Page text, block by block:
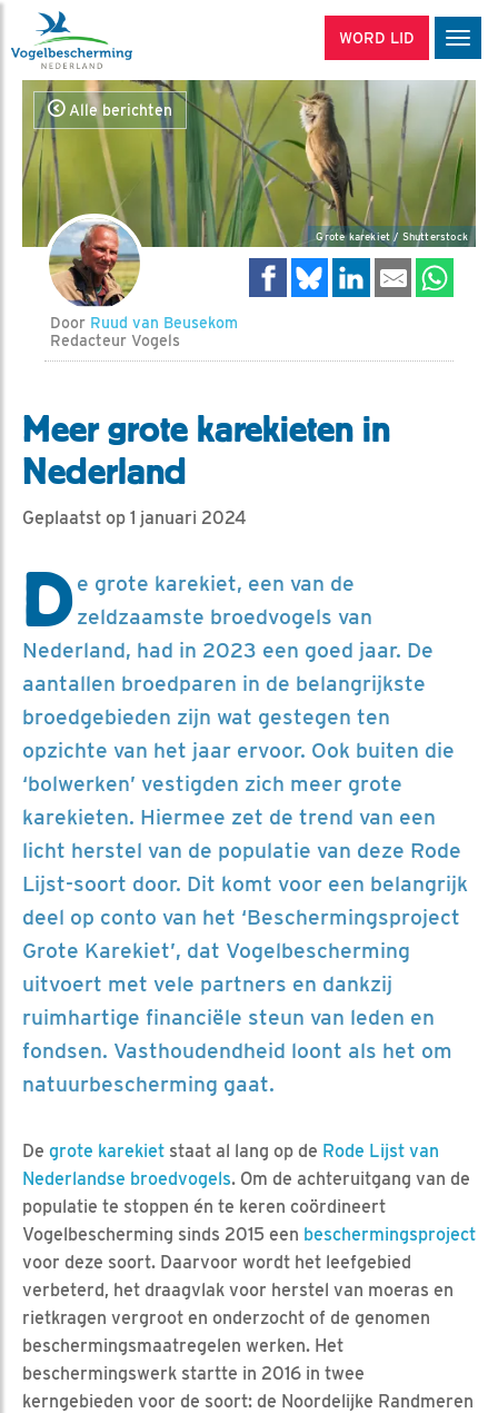
WORD LID
Alle berichten
Grote karekiet / Shutterstock
Door Ruud van Beusekom
Redacteur Vogels
Meer grote karekieten in
Nederland
Geplaatst op 1 januari 2024
De grote karekiet, een van de
zeldzaamste broedvogels van
Nederland, had in 2023 een goed jaar. De
aantallen broedparen in de belangrijkste
broedgebieden zijn wat gestegen ten
opzichte van het jaar ervoor. Ook buiten die
‘bolwerken’ vestigden zich meer grote
karekieten. Hiermee zet de trend van een
licht herstel van de populatie van deze Rode
Lijst-soort door. Dit komt voor een belangrijk
deel op conto van het ‘Beschermingsproject
Grote Karekiet’, dat Vogelbescherming
uitvoert met vele partners en dankzij
ruimhartige financiële steun van leden en
fondsen. Vasthoudendheid loont als het om
natuurbescherming gaat.
De grote karekiet staat al lang op de Rode Lijst van
Nederlandse broedvogels. Om de achteruitgang van de
populatie te stoppen én te keren coördineert
Vogelbescherming sinds 2015 een beschermingsproject
voor deze soort. Daarvoor wordt het leefgebied
verbeterd, het draagvlak voor herstel van moeras en
rietkragen vergroot en onderzocht of de genomen
beschermingsmaatregelen werken. Het
beschermingswerk startte in 2016 in twee
kerngebieden voor de soort: de Noordelijke Randmeren